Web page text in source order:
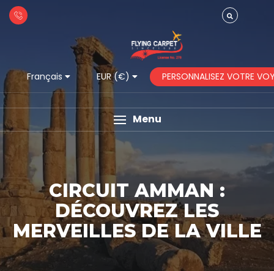
Français EUR (€) PERSONNALISEZ VOTRE
Menu
CIRCUIT AMMAN :
DÉCOUVREZ LES
MERVEILLES DE LA VILLE